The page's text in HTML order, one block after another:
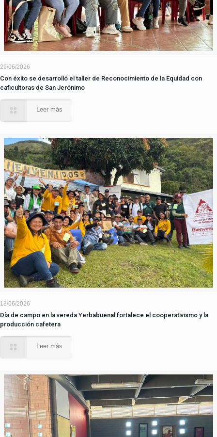
29/06/2026
Con éxito se desarrolló el taller de Reconocimiento de la Equidad con
caficultoras de San Jerónimo
Leer más
13/06/2026
Día de campo en la vereda Yerbabuenal fortalece el cooperativismo y la
producción cafetera
Leer más